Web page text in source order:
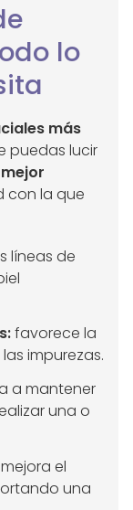
lo
más
puedas lucir
con la que
líneas de
favorece la
impurezas.
a mantener
una o
mejora el
una